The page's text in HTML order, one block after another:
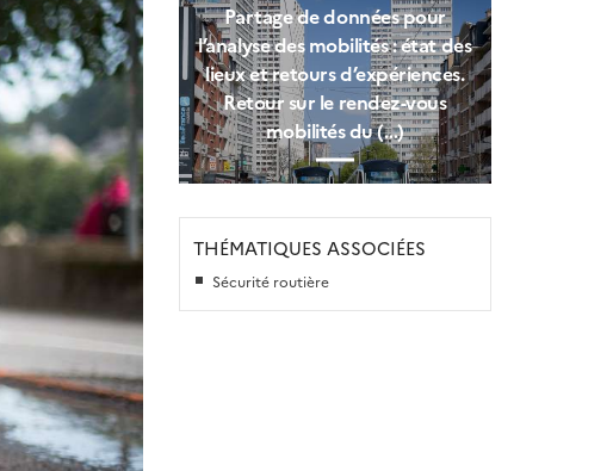
Partage de données pour
l’analyse des mobilités : état des
lieux et retours d’expériences.
Retour sur le rendez-vous
mobilités du (…)
THÉMATIQUES ASSOCIÉES
Sécurité routière